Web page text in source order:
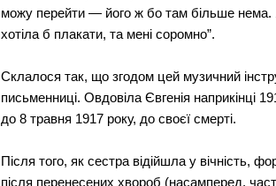
можу перейти — його ж бо там більше
хотіла б плакати, та мені соромно”.
Склалося так, що згодом цей музичний
письменниці. Овдовіла Євгенія наприкінці
до 8 травня 1917 року, до своєї смерті.
Після того, як сестра відійшла у вічність,
після перенесених хвороб (насамперед,